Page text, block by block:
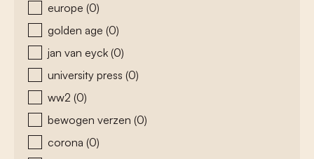
europe (0)
golden age (0)
jan van eyck (0)
university press (0)
ww2 (0)
bewogen verzen (0)
corona (0)